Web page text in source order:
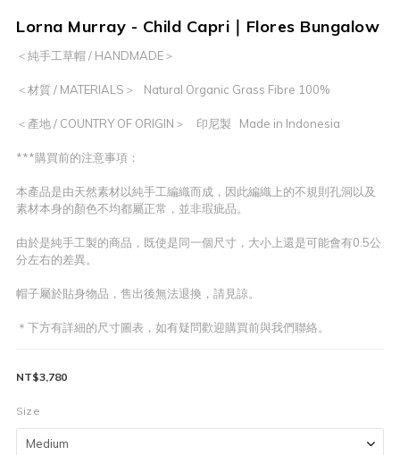
Lorna Murray - Child Capri｜Flores Bungalow
＜純手工草帽 / HANDMADE＞
＜材質 / MATERIALS＞   Natural Organic Grass Fibre 100%
＜產地 / COUNTRY OF ORIGIN＞    印尼製   Made in Indonesia
***購買前的注意事項：
本產品是由天然素材以純手工編織而成，因此編織上的不規則孔洞以及
素材本身的顏色不均都屬正常，並非瑕疵品。
由於是純手工製的商品，既使是同一個尺寸，大小上還是可能會有0.5公
分左右的差異。
帽子屬於貼身物品，售出後無法退換，請見諒。
＊下方有詳細的尺寸圖表，如有疑問歡迎購買前與我們聯絡。
NT$3,780
Size